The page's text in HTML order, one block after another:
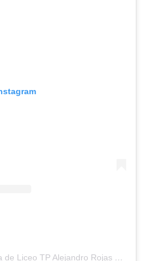
Una publicación compartida de Liceo TP Alejandro Rojas Sierra (@l.a.r.s_tp)